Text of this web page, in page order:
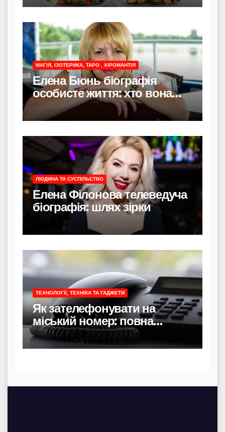
МАГІЯ, ІЗОТЕРИКА, ТАРО , ХІРОМАНТІЯ
Елена Бюнь біографія
особисте життя: хто вона
насправді
ЛЮДИНА ТА СУСПІЛЬСТВО
Елена Філонова телеведуча
біографія: шлях зірки
ТЕХНОЛОГІЇ, ТЕХНІКА ТА ГАДЖЕТИ
Як зателефонувати на
міський номер: повна
інструкція